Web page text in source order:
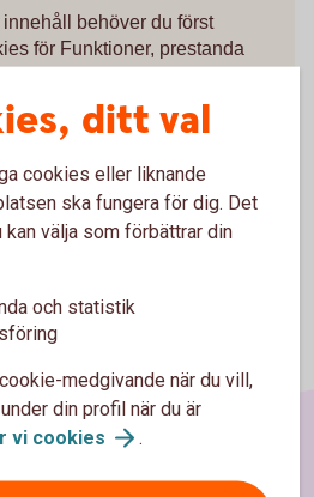
innehåll behöver du först
för Funktioner, prestanda
ditt val
cookies eller liknande
ska fungera för dig. Det
välja som förbättrar din
och statistik
medgivande när du vill,
din profil när du är
vi cookies .